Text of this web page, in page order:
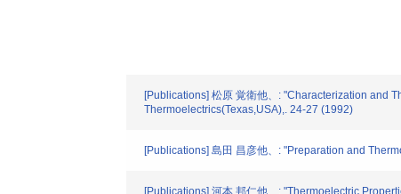
[Publications] 松原 覚衛他、: "Characterization and
Thermoelectrics(Texas,USA),. 24-27 (1992)
[Publications] 島田 昌彦他、: "Preparation and
[Publications] 河本 邦仁他、: "Thermoelectric